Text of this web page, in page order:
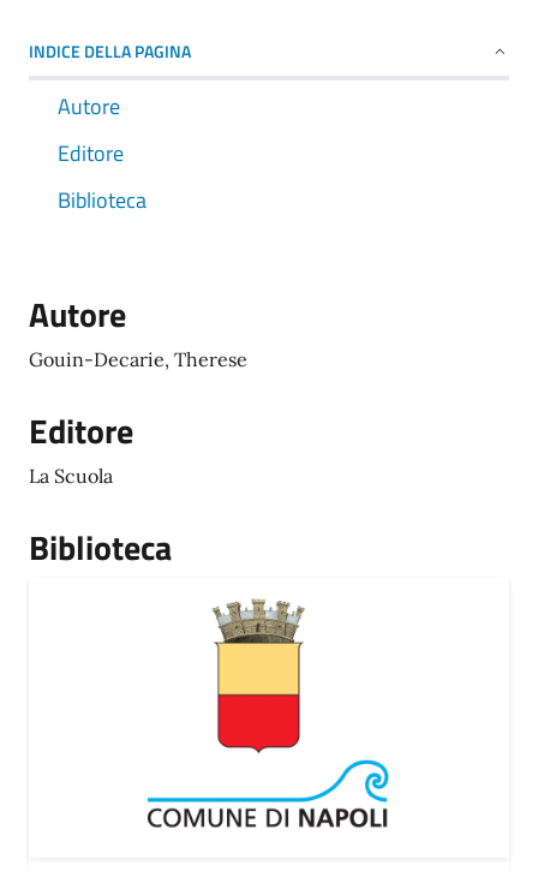
INDICE DELLA PAGINA
Autore
Editore
Biblioteca
Autore
Gouin-Decarie, Therese
Editore
La Scuola
Biblioteca